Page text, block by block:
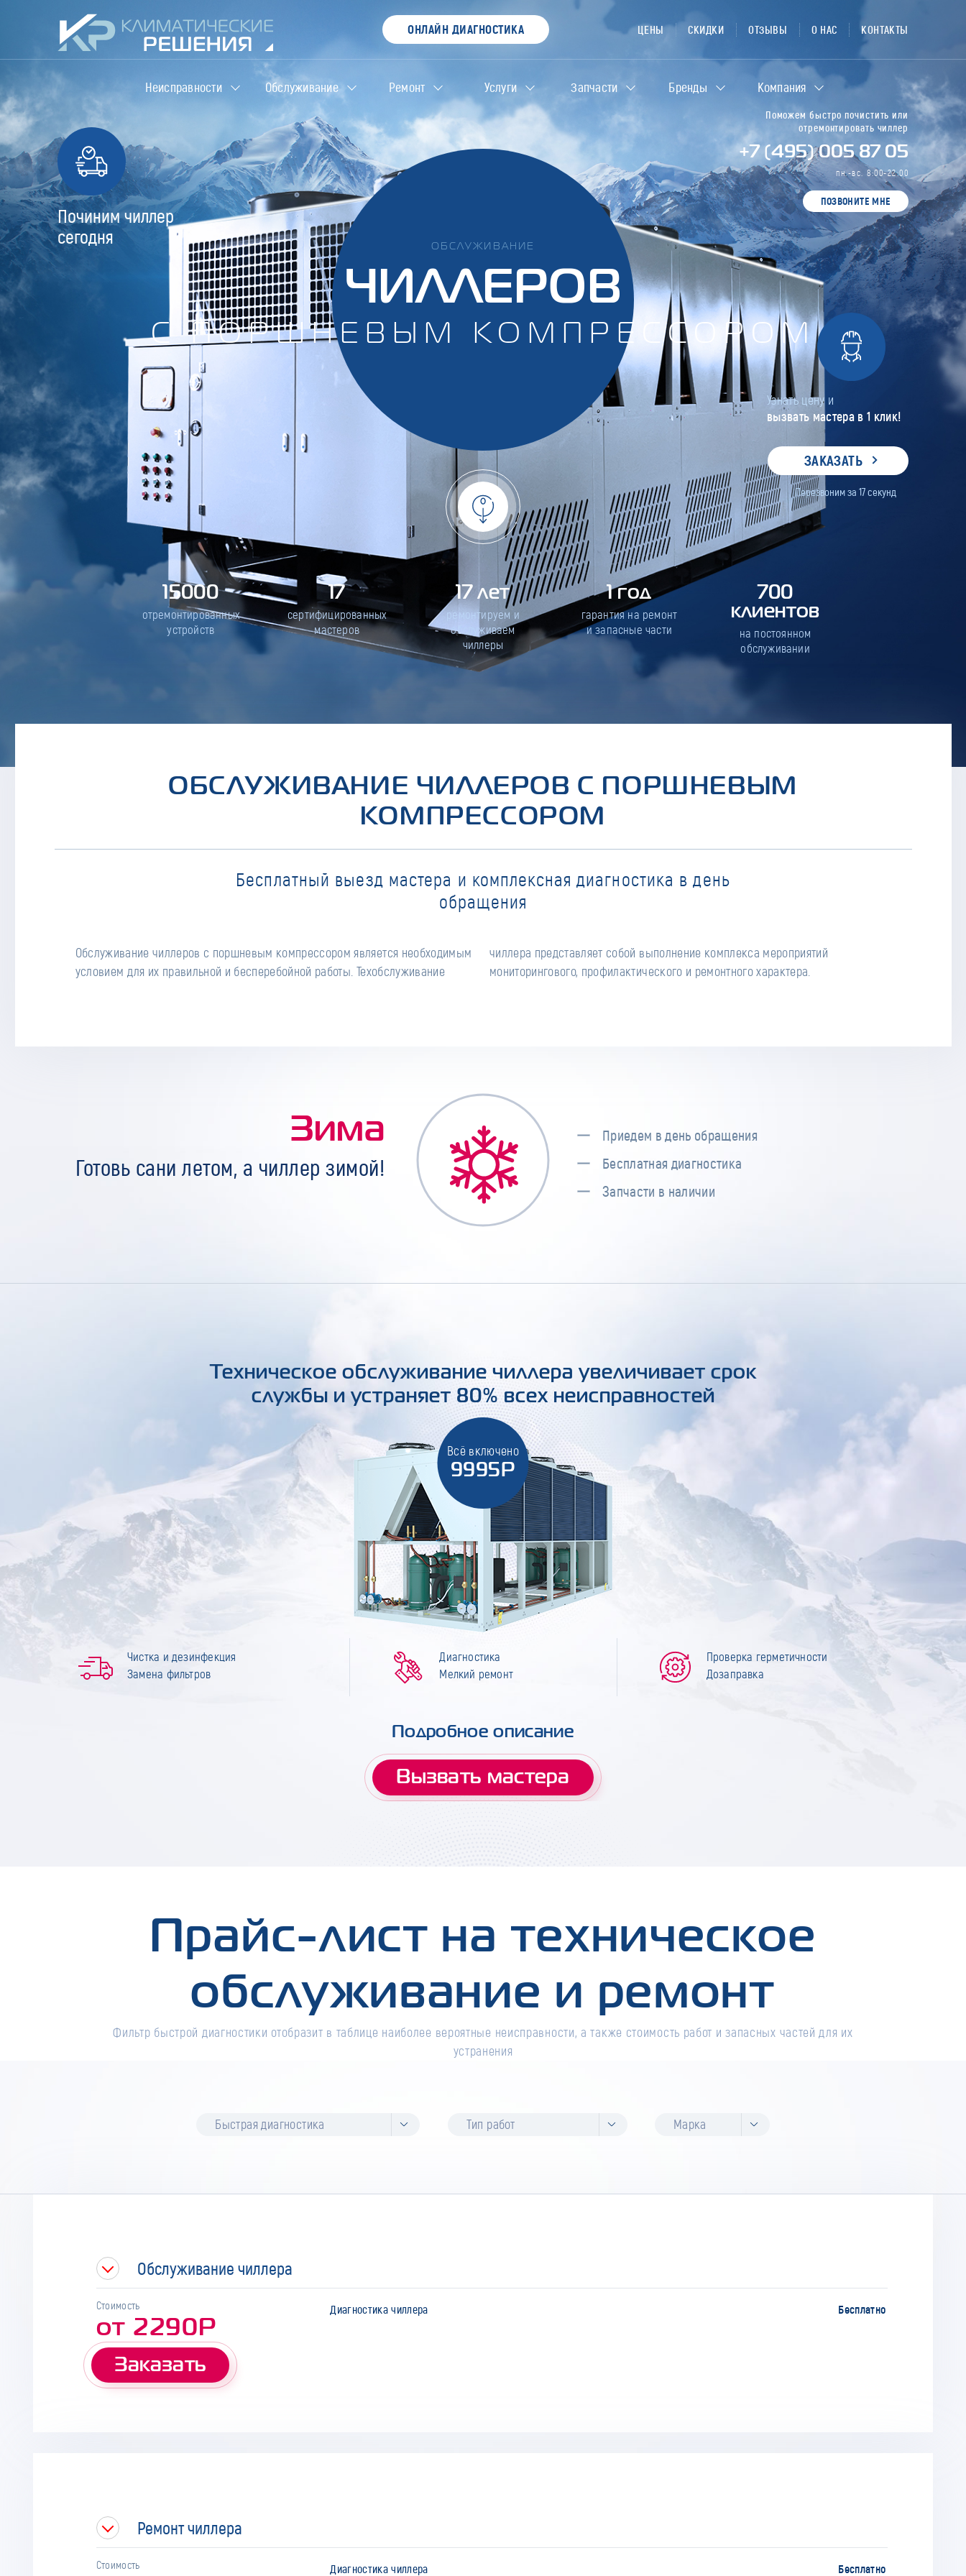
ОБСЛУЖИВАНИЕ
ЧИЛЛЕРОВ
С ПОРШНЕВЫМ КОМПРЕССОРОМ
Поможем быстро почистить или
отремонтировать чиллер
+7 (495) 005 87 05
пн.-вс. 8:00-22:00
ПОЗВОНИТЕ МНЕ
Починим чиллер
сегодня
Узнать цену и
вызвать мастера в 1 клик!
ЗАКАЗАТЬ
Перезвоним за 17секунд
15000
отремонтированных
устройств
17
сертифицированных
мастеров
17 лет
ремонтируем и
обслуживаем
чиллеры
1 год
гарантия на ремонт
и запасные части
700
клиентов
на постоянном
обслуживании
ОБСЛУЖИВАНИЕ ЧИЛЛЕРОВ С ПОРШНЕВЫМ
КОМПРЕССОРОМ
Бесплатный выезд мастера и комплексная диагностика в день
обращения
Обслуживание чиллеров с поршневым компрессором является необходимым
условием для их правильной и бесперебойной работы. Техобслуживание
чиллера представляет собой выполнение комплекса мероприятий
мониторингового, профилактического и ремонтного характера.
Зима
Готовь сани летом, а чиллер зимой!
Приедем в день обращения
Бесплатная диагностика
Запчасти в наличии
Техническое обслуживание чиллера увеличивает срок
службы и устраняет 80% всех неисправностей
Всё включено
9995Р
Чистка и дезинфекция
Замена фильтров
Диагностика
Мелкий ремонт
Проверка герметичности
Дозаправка
Подробное описание
Вызвать мастера
Прайс-лист на техническое
обслуживание и ремонт
Фильтр быстрой диагностики отобразит в таблице наиболее вероятные неисправности, а также стоимость работ и запасных частей для их
устранения
Быстрая диагностика Тип работ Марка
Обслуживание чиллера
Диагностика чиллера Бесплатно
Стоимость
от 2290Р
Заказать
Ремонт чиллера
Диагностика чиллера Бесплатно
Стоимость
ЦЕНЫ СКИДКИ ОТЗЫВЫ О НАС КОНТАКТЫ
Неисправности Обслуживание Ремонт Услуги Запчасти Бренды Компания
ОНЛАЙН ДИАГНОСТИКА